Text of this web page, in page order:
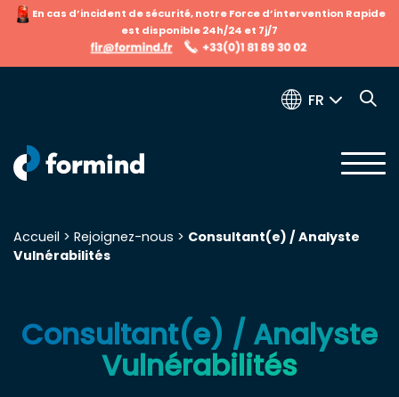
En cas d’incident de sécurité, notre Force d’intervention Rapide
est disponible 24h/24 et 7j/7
FR
Recherche pour :
Accueil > Rejoignez-nous > Consultant(e) / Analyste
Vulnérabilités
Consultant(e) / Analyste
Vulnérabilités